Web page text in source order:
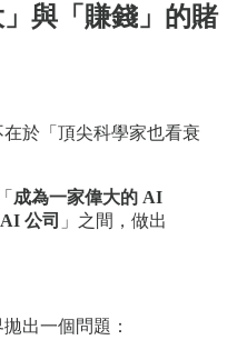
與「賺錢」的賭
於「頂尖科學家也看衰
成為一家偉大的 AI
公司 」之間，做出
出一個問題：